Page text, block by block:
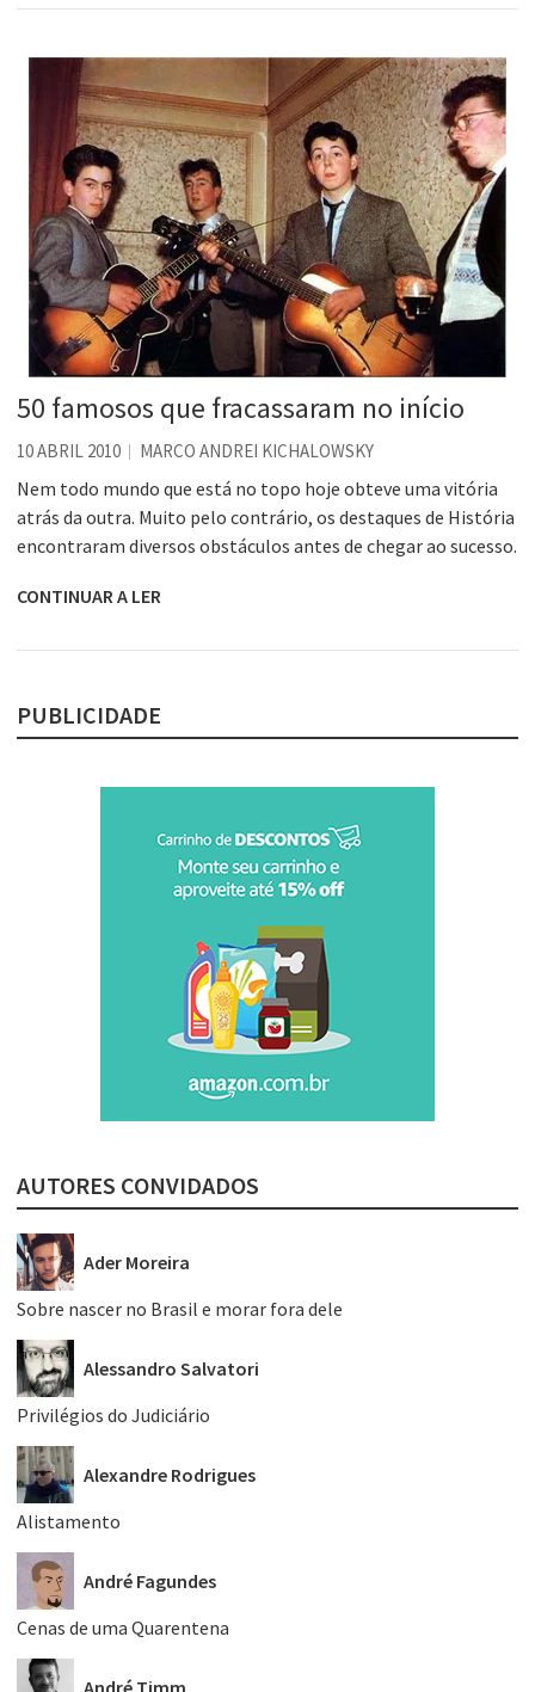
50 famosos que fracassaram no início
10 ABRIL 2010 MARCO ANDREI KICHALOWSKY
Nem todo mundo que está no topo hoje obteve uma vitória
atrás da outra. Muito pelo contrário, os destaques de História
encontraram diversos obstáculos antes de chegar ao sucesso.
CONTINUAR A LER
PUBLICIDADE
AUTORES CONVIDADOS
Ader Moreira
Sobre nascer no Brasil e morar fora dele
Alessandro Salvatori
Privilégios do Judiciário
Alexandre Rodrigues
Alistamento
André Fagundes
Cenas de uma Quarentena